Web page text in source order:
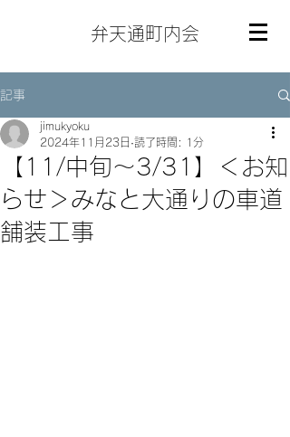
弁天通町内会
記事
【11/中旬～3/31】＜お知
らせ＞みなと大通りの車道
舗装工事
jimukyoku
2024年11月23日 読了時間: 1分